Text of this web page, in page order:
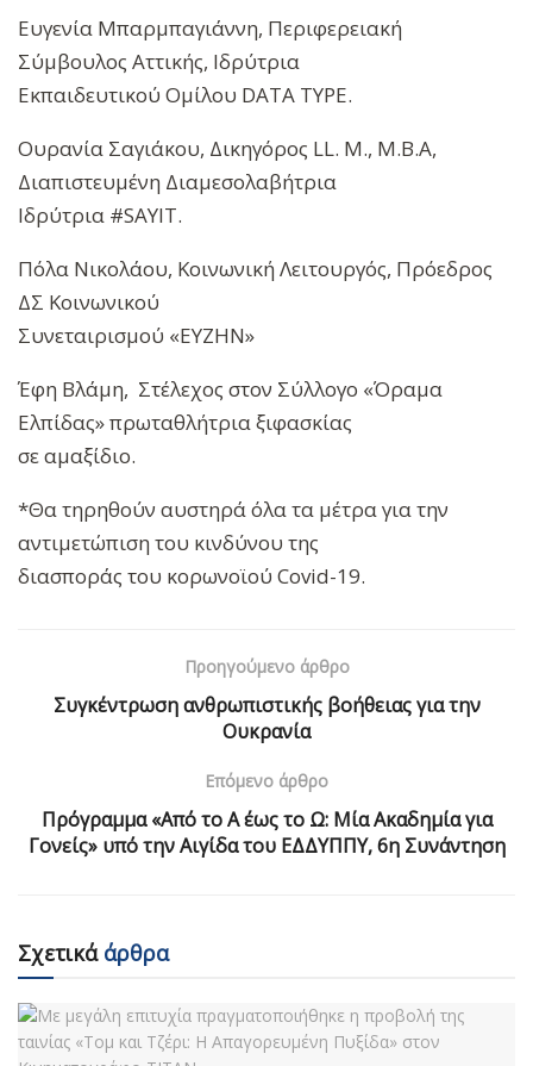
Ευγενία Μπαρμπαγιάννη, Περιφερειακή
Σύμβουλος Αττικής, Ιδρύτρια
Εκπαιδευτικού Ομίλου DATA TYPE.
Ουρανία Σαγιάκου, Δικηγόρος LL. M., M.B.A,
Διαπιστευμένη Διαμεσολαβήτρια
Ιδρύτρια #SAYIT.
Πόλα Νικολάου, Κοινωνική Λειτουργός, Πρόεδρος
ΔΣ Κοινωνικού
Συνεταιρισμού «ΕΥΖΗΝ»
Έφη Βλάμη, Στέλεχος στον Σύλλογο «Όραμα
Ελπίδας» πρωταθλήτρια ξιφασκίας
σε αμαξίδιο.
*Θα τηρηθούν αυστηρά όλα τα μέτρα για την
αντιμετώπιση του κινδύνου της
διασποράς του κορωνοϊού Covid-19.
Προηγούμενο άρθρο
Συγκέντρωση ανθρωπιστικής βοήθειας για την
Ουκρανία
Επόμενο άρθρο
Πρόγραμμα «Από το Α έως το Ω: Μία Ακαδημία για
Γονείς» υπό την Αιγίδα του ΕΔΔΥΠΠΥ, 6η Συνάντηση
Σχετικάάρθρα